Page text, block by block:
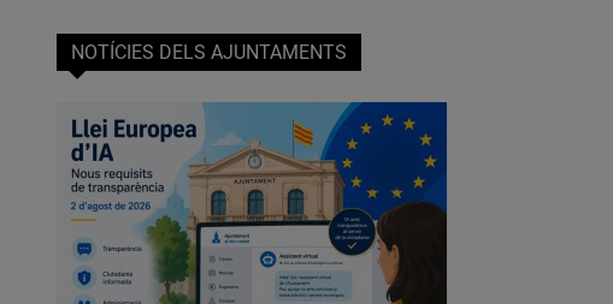
NOTÍCIES DELS AJUNTAMENTS